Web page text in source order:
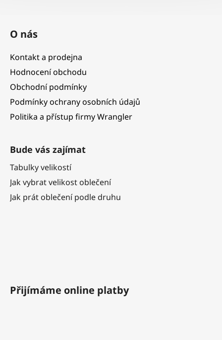
O nás
Kontakt a prodejna
Hodnocení obchodu
Obchodní podmínky
Podmínky ochrany osobních údajů
Politika a přístup firmy Wrangler
Bude vás zajímat
Tabulky velikostí
Jak vybrat velikost oblečení
Jak prát oblečení podle druhu
Přijímáme online platby